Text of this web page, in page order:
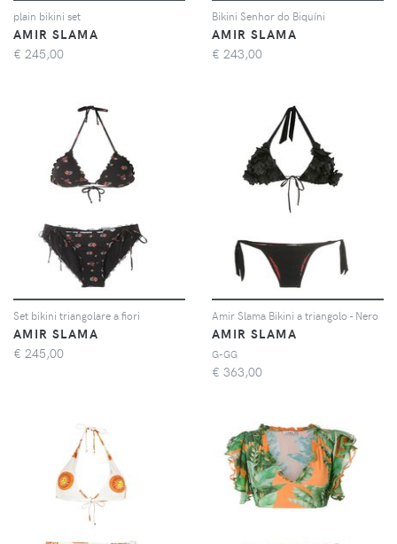
plain bikini set
AMIR SLAMA
€ 245,00
Bikini Senhor do Biquíni
AMIR SLAMA
€ 243,00
Set bikini triangolare a fiori
AMIR SLAMA
€ 245,00
Amir Slama Bikini a triangolo - Nero
AMIR SLAMA
G-GG
€ 363,00